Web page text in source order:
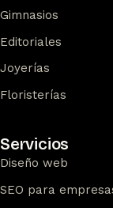
Gimnasios
Editoriales
Joyerías
Floristerías
Servicios
Diseño web
SEO para